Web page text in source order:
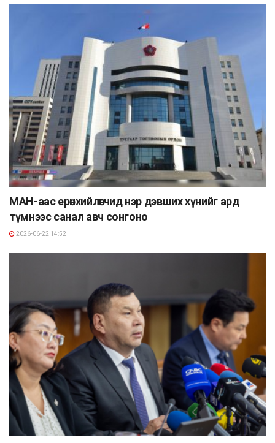
МАН-аас ерөнхийлөгчид нэр дэвших хүнийг ард
түмнээс санал авч сонгоно
2026-06-22 14:52